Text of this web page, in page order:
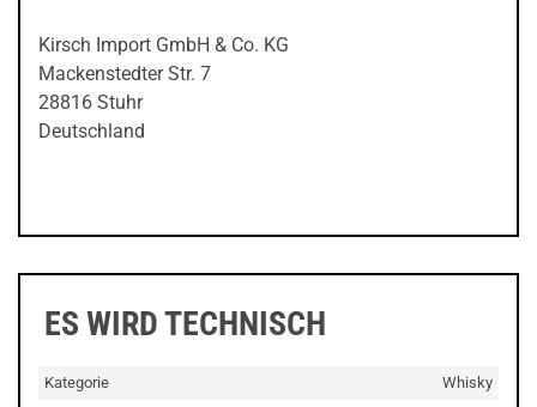
Kirsch Import GmbH & Co. KG
Mackenstedter Str. 7
28816 Stuhr
Deutschland
ES WIRD TECHNISCH
Kategorie Whisky